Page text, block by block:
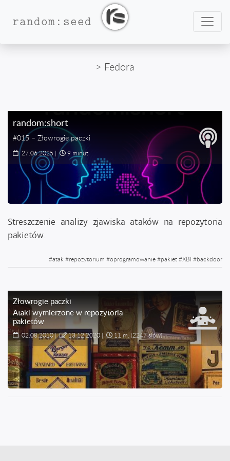
random:seed
> Fedora
random:short
#015 – Złowrogie paczki
27.06.2025 | 9 minut
Streszczenie analizy zjawiska ataków na repozytoria
pakietów.
#atak #repozytorium #oprogramowanie#pakiet#XBI #backdoor
Złowrogie paczki
Ataki wymierzone w repozytoria
pakietów
02.08.2010| 13.12.2020 | 11 m. (2247 słów)